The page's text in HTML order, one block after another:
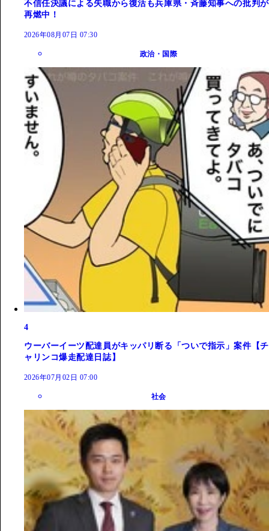
不信任決議による失職から復活も兵庫県・斉藤知事への批判が
再燃中！
2026年08月07日 07:30
政治・国際
4
ウーバーイーツ配達員がキッパリ断る「ついで指示」案件【チ
ャリンコ爆走配達日誌】
2026年07月02日 07:00
社会